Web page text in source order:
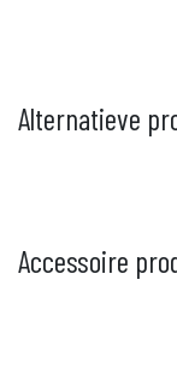
Alternatieve
Accessoire